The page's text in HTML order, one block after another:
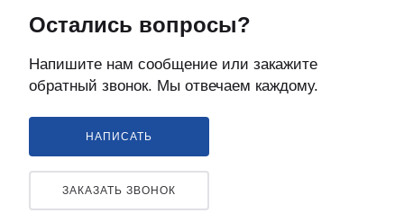
Остались вопросы?
Напишите нам сообщение или закажите
обратный звонок. Мы отвечаем каждому.
НАПИСАТЬ
ЗАКАЗАТЬ ЗВОНОК